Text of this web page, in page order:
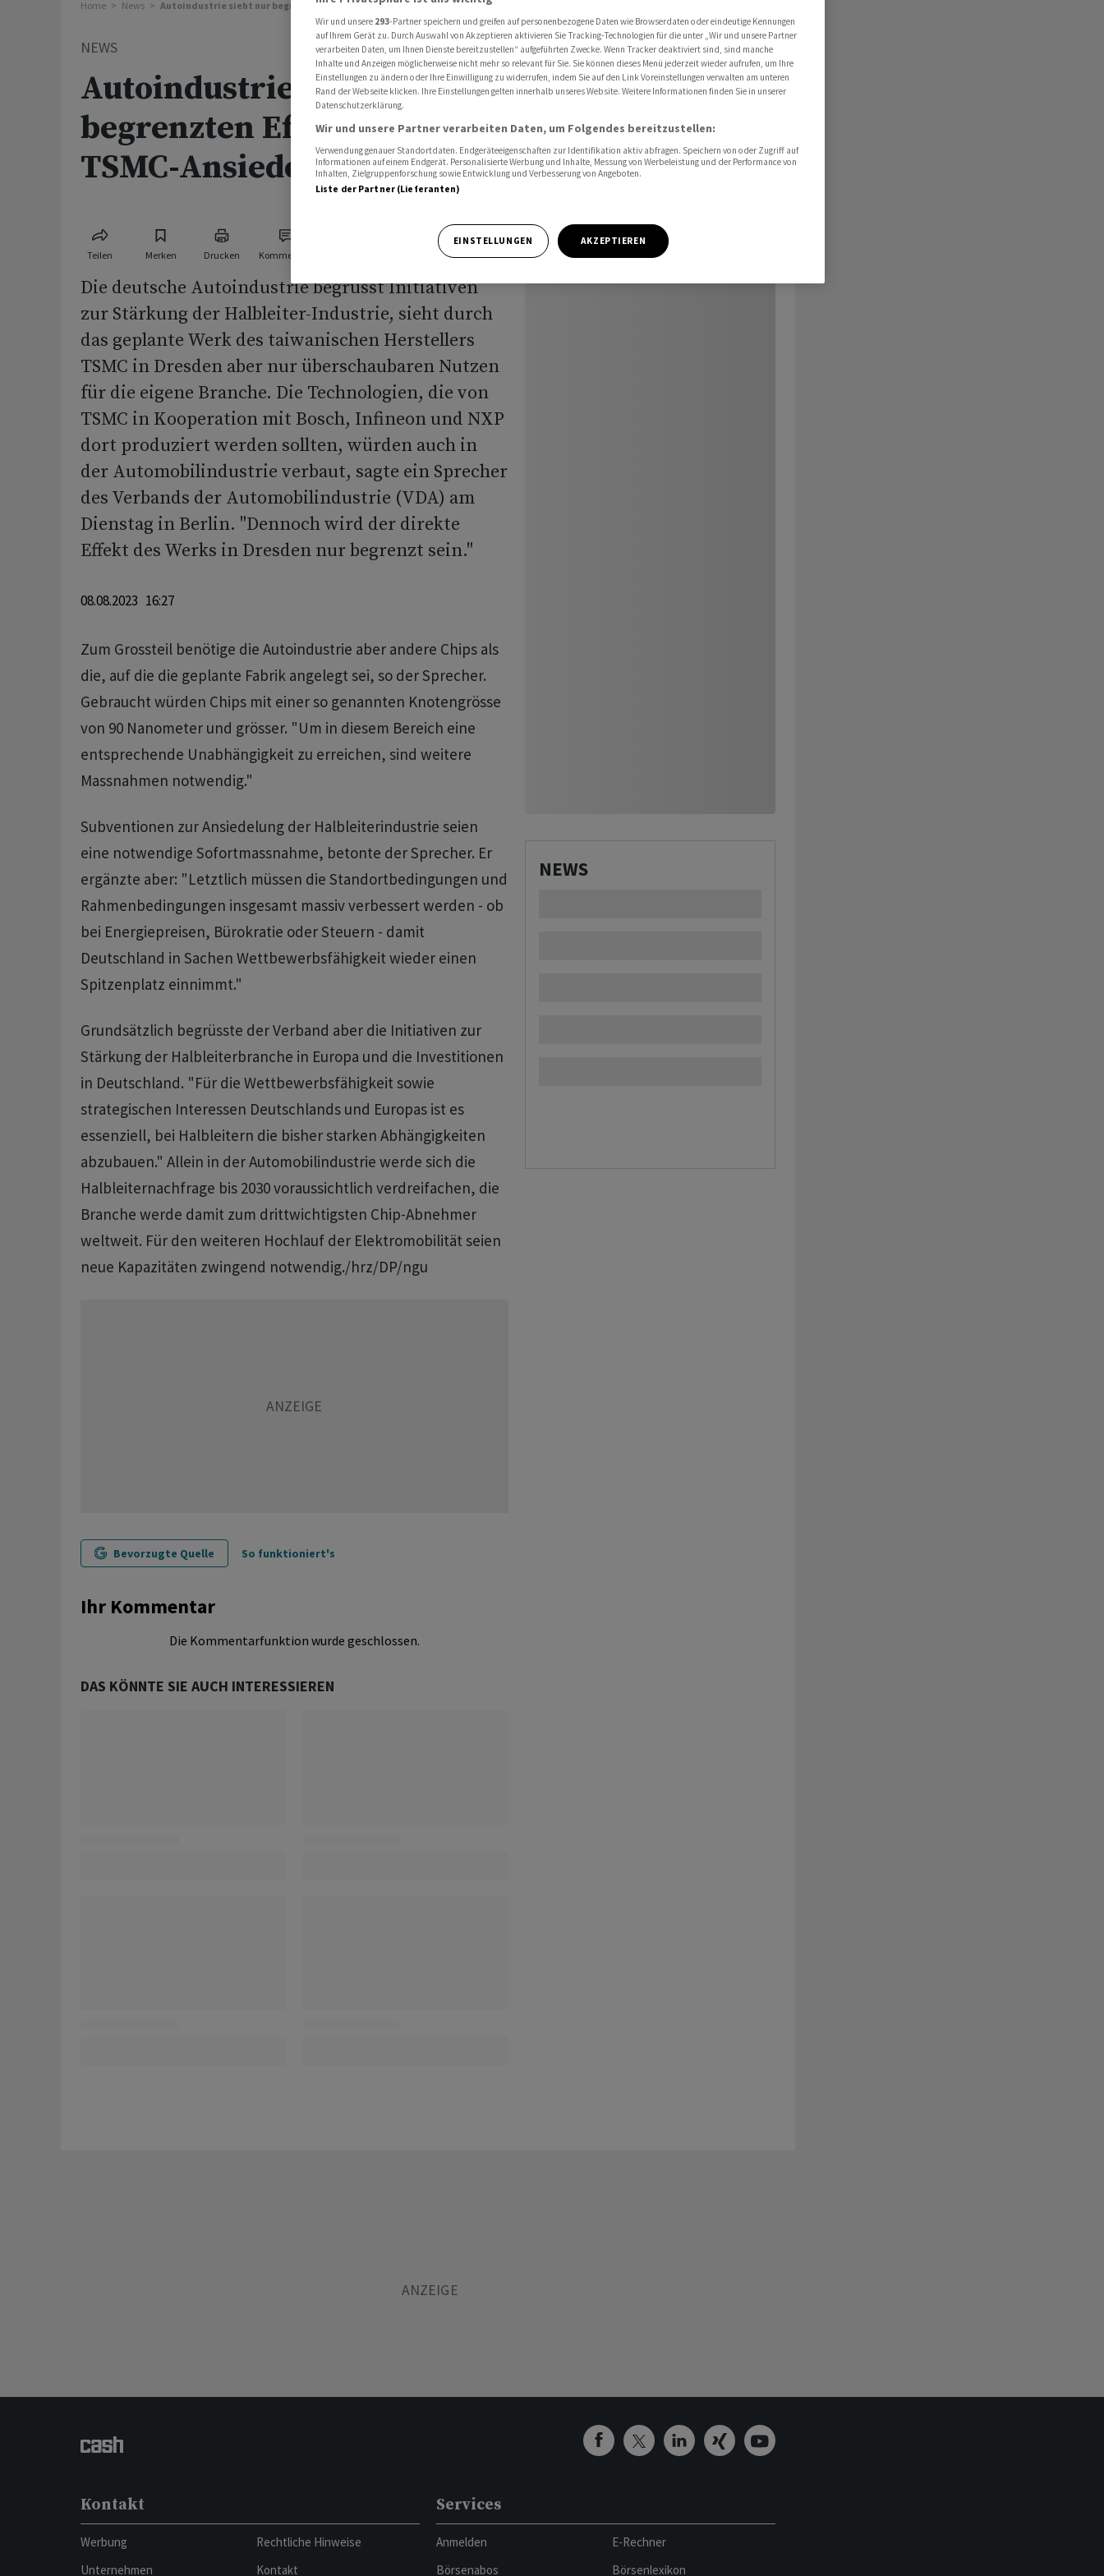
Home News Autoindustrie sieht nur begrenzten Effekt durch TSMC-Ansiedelung
NEWS
Autoindustrie sieht nur
begrenzten Effekt durch
TSMC-Ansiedelung
Teilen Merken Drucken Kommentare
Die deutsche Autoindustrie begrüsst Initiativen
zur Stärkung der Halbleiter-Industrie, sieht durch
das geplante Werk des taiwanischen Herstellers
TSMC in Dresden aber nur überschaubaren Nutzen
für die eigene Branche. Die Technologien, die von
TSMC in Kooperation mit Bosch, Infineon und NXP
dort produziert werden sollten, würden auch in
der Automobilindustrie verbaut, sagte ein Sprecher
des Verbands der Automobilindustrie (VDA) am
Dienstag in Berlin. "Dennoch wird der direkte
Effekt des Werks in Dresden nur begrenzt sein."
08.08.2023 16:27
Zum Grossteil benötige die Autoindustrie aber andere Chips als
die, auf die die geplante Fabrik angelegt sei, so der Sprecher.
Gebraucht würden Chips mit einer so genannten Knotengrösse
von 90 Nanometer und grösser. "Um in diesem Bereich eine
entsprechende Unabhängigkeit zu erreichen, sind weitere
Massnahmen notwendig."
Subventionen zur Ansiedelung der Halbleiterindustrie seien
eine notwendige Sofortmassnahme, betonte der Sprecher. Er
ergänzte aber: "Letztlich müssen die Standortbedingungen und
Rahmenbedingungen insgesamt massiv verbessert werden - ob
bei Energiepreisen, Bürokratie oder Steuern - damit
Deutschland in Sachen Wettbewerbsfähigkeit wieder einen
Spitzenplatz einnimmt."
Grundsätzlich begrüsste der Verband aber die Initiativen zur
Stärkung der Halbleiterbranche in Europa und die Investitionen
in Deutschland. "Für die Wettbewerbsfähigkeit sowie
strategischen Interessen Deutschlands und Europas ist es
essenziell, bei Halbleitern die bisher starken Abhängigkeiten
abzubauen." Allein in der Automobilindustrie werde sich die
Halbleiternachfrage bis 2030 voraussichtlich verdreifachen, die
Branche werde damit zum drittwichtigsten Chip-Abnehmer
weltweit. Für den weiteren Hochlauf der Elektromobilität seien
neue Kapazitäten zwingend notwendig./hrz/DP/ngu
Bevorzugte Quelle So funktioniert's
Ihr Kommentar
Die Kommentarfunktion wurde geschlossen.
DAS KÖNNTE SIE AUCH INTERESSIEREN
NEWS
Kontakt
Werbung
Unternehmen
Rechtliche Hinweise
Kontakt
Services
Anmelden
Börsenabos
E-Rechner
Börsenlexikon
Wir und unsere 293-Partner speichern und greifen auf personenbezogene Daten wie Browserdaten oder eindeutige Kennungen
auf Ihrem Gerät zu. Durch Auswahl von Akzeptieren aktivieren Sie Tracking-Technologien für die unter „Wir und unsere Partner
verarbeiten Daten, um Ihnen Dienste bereitzustellen“ aufgeführten Zwecke. Wenn Tracker deaktiviert sind, sind manche
Inhalte und Anzeigen möglicherweise nicht mehr so relevant für Sie. Sie können dieses Menü jederzeit wieder aufrufen, um Ihre
Einstellungen zu ändern oder Ihre Einwilligung zu widerrufen, indem Sie auf den Link Voreinstellungen verwalten am unteren
Rand der Webseite klicken. Ihre Einstellungen gelten innerhalb unseres Website. Weitere Informationen finden Sie in unserer
Datenschutzerklärung.
Wir und unsere Partner verarbeiten Daten, um Folgendes bereitzustellen:
Verwendung genauer Standortdaten. Endgeräteeigenschaften zur Identifikation aktiv abfragen. Speichern von oder Zugriff auf
Informationen auf einem Endgerät. Personalisierte Werbung und Inhalte, Messung von Werbeleistung und der Performance von
Inhalten, Zielgruppenforschung sowie Entwicklung und Verbesserung von Angeboten.
Liste der Partner (Lieferanten)
EINSTELLUNGEN AKZEPTIEREN